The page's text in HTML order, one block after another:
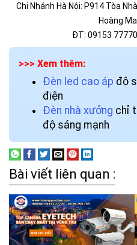
Chi Nhánh Hà Nội: P914 Tòa
Hoàng
ĐT: 09153
>>> Xem thêm:
Đèn led cao áp độ
điện
Đèn nhà xưởng chỉ
độ sáng mạnh
Bài viết liên quan :